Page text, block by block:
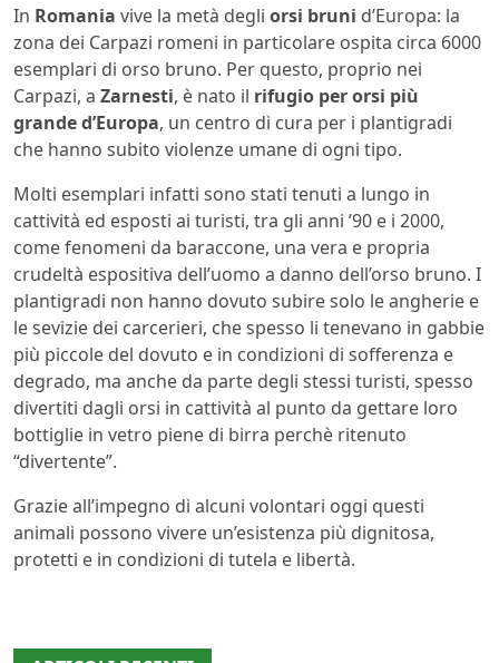
In Romania vive la metà degli orsi bruni d’Europa: la
zona dei Carpazi romeni in particolare ospita circa 6000
esemplari di orso bruno. Per questo, proprio nei
Carpazi, a Zarnesti, è nato il rifugio per orsi più
grande d’Europa, un centro di cura per i plantigradi
che hanno subito violenze umane di ogni tipo.
Molti esemplari infatti sono stati tenuti a lungo in
cattività ed esposti ai turisti, tra gli anni ’90 e i 2000,
come fenomeni da baraccone, una vera e propria
crudeltà espositiva dell’uomo a danno dell’orso bruno. I
plantigradi non hanno dovuto subire solo le angherie e
le sevizie dei carcerieri, che spesso li tenevano in gabbie
più piccole del dovuto e in condizioni di sofferenza e
degrado, ma anche da parte degli stessi turisti, spesso
divertiti dagli orsi in cattività al punto da gettare loro
bottiglie in vetro piene di birra perchè ritenuto
“divertente”.
Grazie all’impegno di alcuni volontari oggi questi
animali possono vivere un’esistenza più dignitosa,
protetti e in condizioni di tutela e libertà.